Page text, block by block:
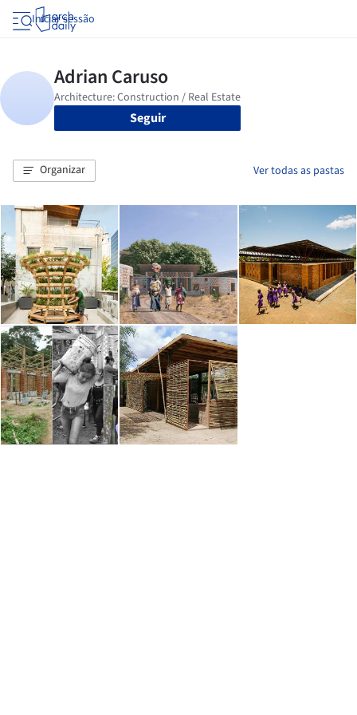
Iniciar sessão
Seguir
Organizar Ver todas as pastas